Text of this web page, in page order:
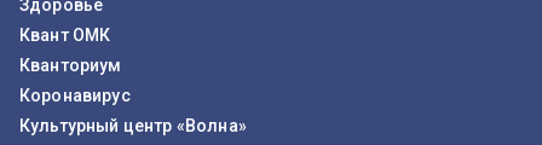
Здоровье
Квант ОМК
Кванториум
Коронавирус
Культурный центр «Волна»